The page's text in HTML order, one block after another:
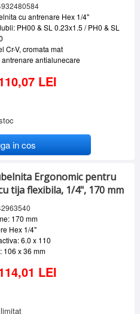
cu antrenare Hex 1/4"
PH00 & SL 0.23x1.5 / PH0 & SL
Cr-V, cromata mat
antrenare antialunecare
LEI
in cos
Ergonomic pentru
tija flexibila, 1/4", 170 mm
170 mm
Hex 1/4"
6.0 x 110
106 x 36 mm
LEI